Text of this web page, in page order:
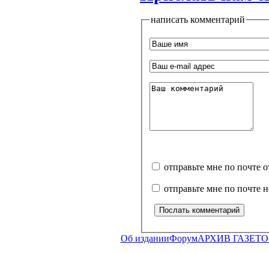
написать комментарий
отправьте мне по почте
отправьте мне по почте
Об изданииФорумАРХИВ ГАЗЕТ